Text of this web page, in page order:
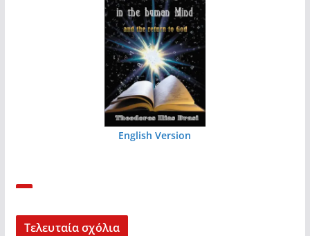
English Version
Τελευταία σχόλια